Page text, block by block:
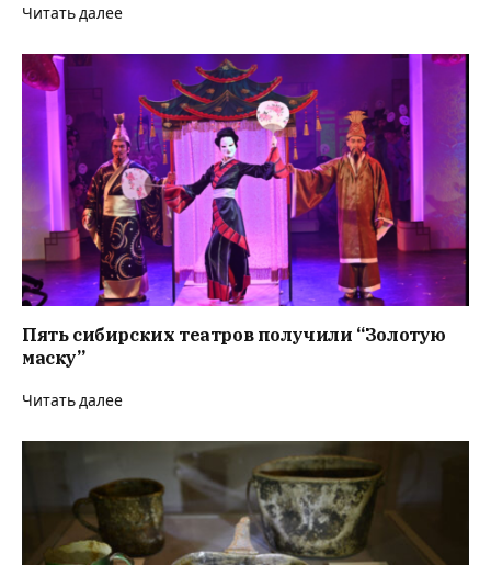
Читать далее
Пять сибирских театров получили “Золотую
маску”
Читать далее